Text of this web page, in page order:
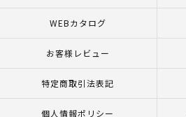
WEBカタログ
お客様レビュー
特定商取引法表記
個人情報ポリシー